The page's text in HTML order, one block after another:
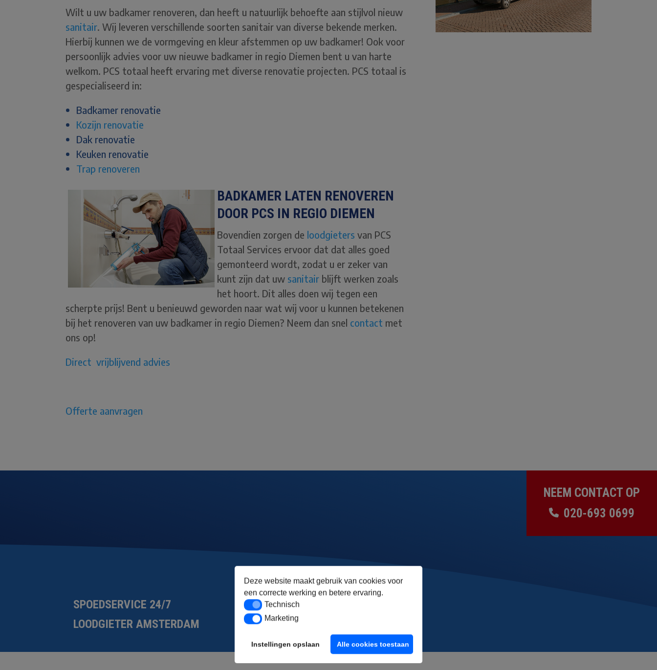
Deze website maakt gebruik van cookies voor
een correcte werking en betere ervaring.
TechnischTechnisch
MarketingMarketing
Instellingen opslaan Alle cookies toestaan
Wilt u uw badkamer renoveren, dan heeft u natuurlijk behoefte aan stijlvol nieuw
sanitair. Wij leveren verschillende soorten sanitair van diverse bekende merken.
Hierbij kunnen we de vormgeving en kleur afstemmen op uw badkamer! Ook voor
persoonlijk advies voor uw nieuwe badkamer in regio Diemen bent u van harte
welkom. PCS totaal heeft ervaring met diverse renovatie projecten. PCS totaal is
gespecialiseerd in:
Badkamer renovatie
Kozijn renovatie
Dak renovatie
Keuken renovatie
Trap renoveren
BADKAMER LATEN RENOVEREN
DOOR PCS IN REGIO DIEMEN
Bovendien zorgen de loodgieters van PCS
Totaal Services ervoor dat dat alles goed
gemonteerd wordt, zodat u er zeker van
kunt zijn dat uw sanitair blijft werken zoals
het hoort. Dit alles doen wij tegen een
scherpte prijs! Bent u benieuwd geworden naar wat wij voor u kunnen betekenen
bij het renoveren van uw badkamer in regio Diemen? Neem dan snel contact met
ons op!
Direct vrijblijvend advies
Offerte aanvragen
NEEM CONTACT OP
020-693 0699
SPOEDSERVICE 24/7
LOODGIETER AMSTERDAM